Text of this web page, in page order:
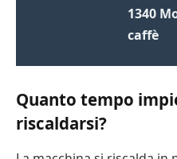
1340
caffè
Quanto tempo
riscaldarsi?